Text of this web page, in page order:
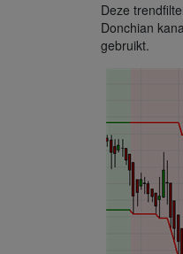
Deze
Donchian
gebruikt.